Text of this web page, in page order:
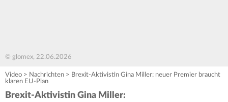
© glomex, 22.06.2026
Video > Nachrichten > Brexit-Aktivistin Gina Miller: neuer Premier braucht
klaren EU-Plan
Brexit-Aktivistin Gina Miller: